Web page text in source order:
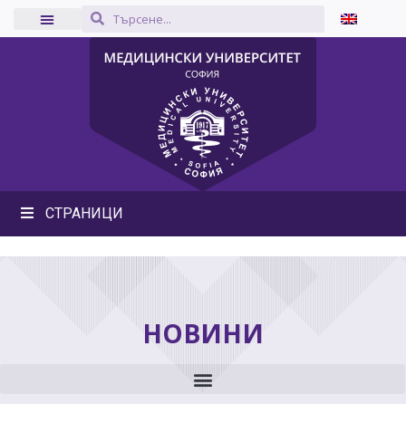
СТРАНИЦИ
НОВИНИ